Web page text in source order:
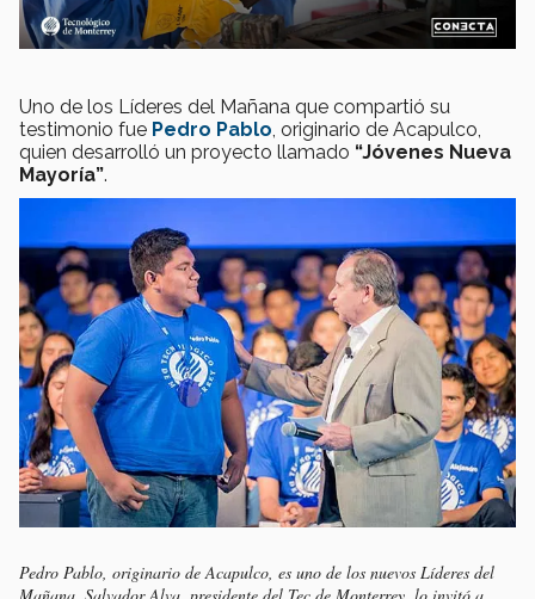
Uno de los Líderes del Mañana que compartió su
testimonio fue Pedro Pablo , originario de Acapulco,
quien desarrolló un proyecto llamado “Jóvenes Nueva
Mayoría”.
Pedro Pablo, originario de Acapulco, es uno de los nuevos Líderes del